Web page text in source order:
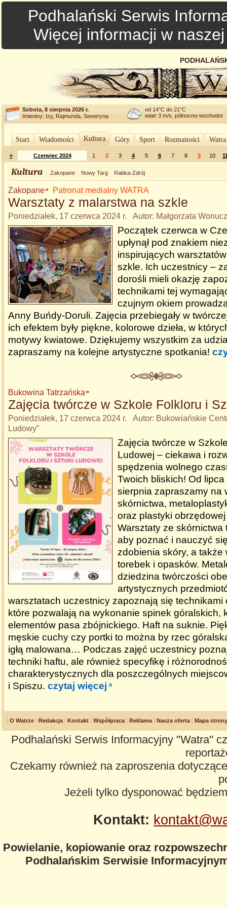
Podhalański Serwis
Więcej informacji w
Sobota, 8 sierpnia 2026 r.
Imieniny: Izy, Rajmunda, Seweryna
od 14°C do 21°C
wiatr 3 m/s, północno-wschodni
Start Wiadomości Kultura Góry Sport Rozmaitości
« Czerwiec 2024 1 2 3 4 5 6 7 8 9 10
Kultura Zakopane Nowy Targ Rabka-Zdrój
Zakopane Patronat medialny WATRA
Warsztaty z malarstwa na szkle
Poniedziałek, 17 czerwca 2024 r. Autor: Małgorzata
Początek czerwca w
upłynął pod znakiem
inspirujących
szkle. Ich uczestnicy –
dorośli mieli okazję
technikami tej
czujnym okiem
Anny Buńdy-Doruli. Zajęcia przebiegały w
ich efektem były piękne, kolorowe dzieła, w
motywy kwiatowe. Dziękujemy wszystkim za
zapraszamy na kolejne artystyczne spotkania!
Bukowina Tatrzańska
Zajęcia twórcze w Szkole Folkloru i
Poniedziałek, 17 czerwca 2024 r. Autor: Bukowiańskie
Ludowy”
Zajęcia twórcze w
Ludowej – ciekawa i
spędzenia wolnego
Twoich bliskich! Od
sierpnia zapraszamy na
skórnictwa,
oraz plastyki
Warsztaty ze skórnictwa
aby poznać i nauczyć
zdobienia skóry, a także
torebek i opasków.
dziedzina twórczości
artystycznych
warsztatach uczestnicy zapoznają się technikami
które pozwalają na wykonanie spinek góralskich,
elementów pasa zbójnickiego. Haft na suknie.
męskie cuchy czy portki to można by rzec
igłą malowana… Podczas zajęć uczestnicy
techniki haftu, ale również specyfikę i
charakterystycznych dla poszczególnych
i Spiszu. czytaj więcej
O Watrze Redakcja Kontakt Współpraca Reklama Nasza oferta Mapa strony
Podhalański Serwis Informacyjny "Watra"
Czekamy również na zaproszenia
Jeżeli tylko dysponować
Kontakt:
Powielanie, kopiowanie oraz
Podhalańskim Serwisie